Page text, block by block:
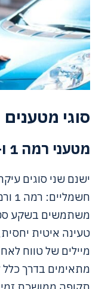
סוגי מטענים
מטעני רמה 1 ו-2
ישנם שני סוגים
מיילים של טווח
מתאימים בדרך